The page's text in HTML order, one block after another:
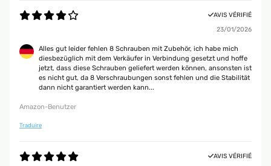
AVIS VÉRIFIÉ
23/01/2026
Alles gut leider fehlen 8 Schrauben mit Zubehör, ich habe mich
diesbezüglich mit dem Verkäufer in Verbindung gesetzt und hoffe
jetzt, dass diese Schrauben geliefert werden können, ansonsten ist
es nicht gut, da 8 Verschraubungen sonst fehlen und die Stabilität
dann nicht garantiert werden kann...
Amazon-Benutzer
Traduire
AVIS VÉRIFIÉ